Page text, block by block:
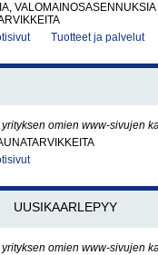
VALOMAINOSASENNUKSIA
Tuotteet ja palvelut
omien www-sivujen
UUSIKAARLEPYY
omien www-sivujen